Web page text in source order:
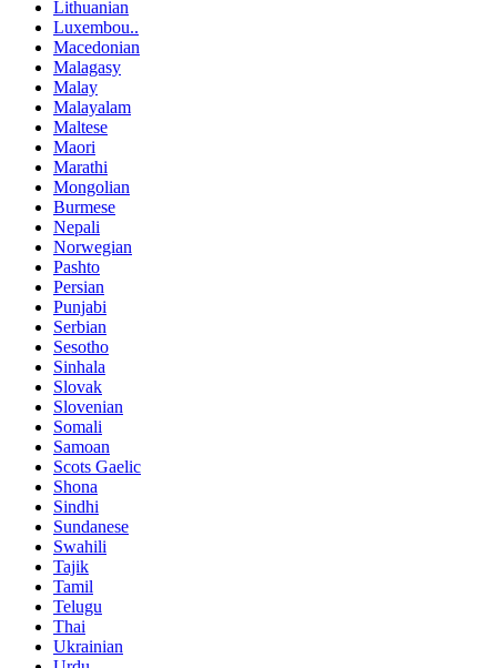
Lithuanian
Luxembou..
Macedonian
Malagasy
Malay
Malayalam
Maltese
Maori
Marathi
Mongolian
Burmese
Nepali
Norwegian
Pashto
Persian
Punjabi
Serbian
Sesotho
Sinhala
Slovak
Slovenian
Somali
Samoan
Scots Gaelic
Shona
Sindhi
Sundanese
Swahili
Tajik
Tamil
Telugu
Thai
Ukrainian